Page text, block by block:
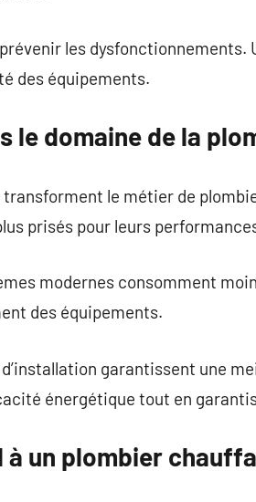
les
des équipements.
le domaine de la
le métier de
prisés pour leurs
modernes consomment
des équipements.
garantissent une
énergétique tout en
à un plombier